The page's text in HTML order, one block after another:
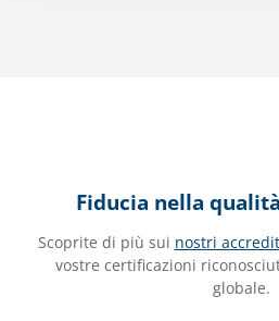
Fiducia nella
Scoprite di più sui nostri
vostre certificazioni
globale.